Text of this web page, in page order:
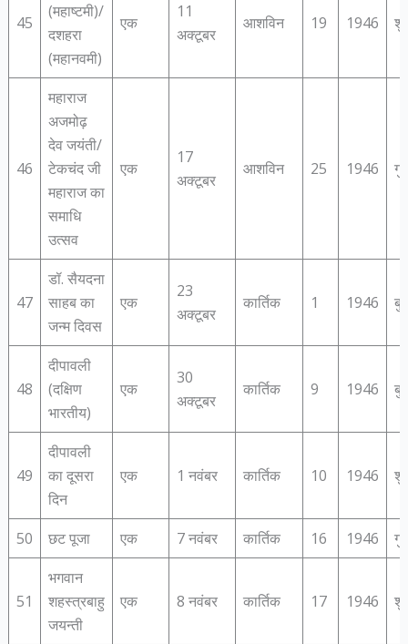
45
(महाष्‍टमी)/
दशहरा
(महानवमी)
एक
11
अक्टूबर
आशविन 19 1946
46
महाराज
अजमोढ़
देव जयंती/
टेकचंद जी
महाराज का
समाधि
उत्‍सव
एक
17
अक्टूबर
आशविन 25 1946
47
डॉ. सैयदना
साहब का
जन्‍म दिवस
एक
23
अक्टूबर
कार्तिक 1 1946
48
दीपावली
(दक्षिण
भारतीय)
एक
30
अक्टूबर
कार्तिक 9 1946
49
दीपावली
का दूसरा
दिन
एक 1 नवंबर कार्तिक 10 1946
50 छट पूजा एक 7 नवंबर कार्तिक 16 1946
51
भगवान
शहस्‍त्रबाहु
जयन्‍ती
एक 8 नवंबर कार्तिक 17 1946